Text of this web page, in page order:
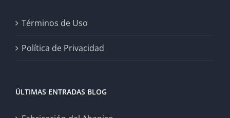
Términos de Uso
Política de Privacidad
ÚLTIMAS ENTRADAS BLOG